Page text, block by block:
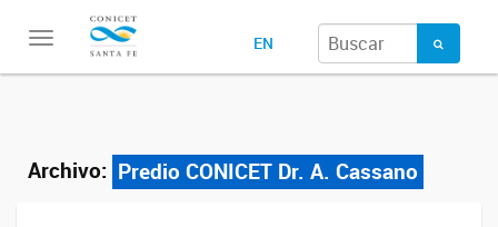
Toggle
EN
Archivo: Predio CONICET Dr. A. Cassano